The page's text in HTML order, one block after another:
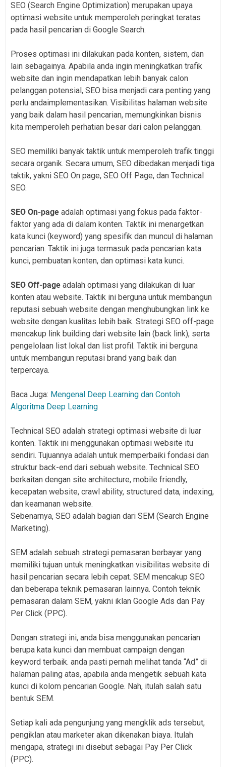
SEO (Search Engine Optimization) merupakan upaya
optimasi website untuk memperoleh peringkat teratas
pada hasil pencarian di Google Search.
Proses optimasi ini dilakukan pada konten, sistem, dan
lain sebagainya. Apabila anda ingin meningkatkan trafik
website dan ingin mendapatkan lebih banyak calon
pelanggan potensial, SEO bisa menjadi cara penting yang
perlu andaimplementasikan. Visibilitas halaman website
yang baik dalam hasil pencarian, memungkinkan bisnis
kita memperoleh perhatian besar dari calon pelanggan.
SEO memiliki banyak taktik untuk memperoleh trafik tinggi
secara organik. Secara umum, SEO dibedakan menjadi tiga
taktik, yakni SEO On page, SEO Off Page, dan Technical
SEO.
SEO On-page adalah optimasi yang fokus pada faktor-
faktor yang ada di dalam konten. Taktik ini menargetkan
kata kunci (keyword) yang spesifik dan muncul di halaman
pencarian. Taktik ini juga termasuk pada pencarian kata
kunci, pembuatan konten, dan optimasi kata kunci.
SEO Off-page adalah optimasi yang dilakukan di luar
konten atau website. Taktik ini berguna untuk membangun
reputasi sebuah website dengan menghubungkan link ke
website dengan kualitas lebih baik. Strategi SEO off-page
mencakup link building dari website lain (back link), serta
pengelolaan list lokal dan list profil. Taktik ini berguna
untuk membangun reputasi brand yang baik dan
terpercaya.
Baca Juga: Mengenal Deep Learning dan Contoh
Algoritma Deep Learning
Technical SEO adalah strategi optimasi website di luar
konten. Taktik ini menggunakan optimasi website itu
sendiri. Tujuannya adalah untuk memperbaiki fondasi dan
struktur back-end dari sebuah website. Technical SEO
berkaitan dengan site architecture, mobile friendly,
kecepatan website, crawl ability, structured data, indexing,
dan keamanan website.
Sebenarnya, SEO adalah bagian dari SEM (Search Engine
Marketing).
SEM adalah sebuah strategi pemasaran berbayar yang
memiliki tujuan untuk meningkatkan visibilitas website di
hasil pencarian secara lebih cepat. SEM mencakup SEO
dan beberapa teknik pemasaran lainnya. Contoh teknik
pemasaran dalam SEM, yakni iklan Google Ads dan Pay
Per Click (PPC).
Dengan strategi ini, anda bisa menggunakan pencarian
berupa kata kunci dan membuat campaign dengan
keyword terbaik. anda pasti pernah melihat tanda “Ad” di
halaman paling atas, apabila anda mengetik sebuah kata
kunci di kolom pencarian Google. Nah, itulah salah satu
bentuk SEM.
Setiap kali ada pengunjung yang mengklik ads tersebut,
pengiklan atau marketer akan dikenakan biaya. Itulah
mengapa, strategi ini disebut sebagai Pay Per Click
(PPC).